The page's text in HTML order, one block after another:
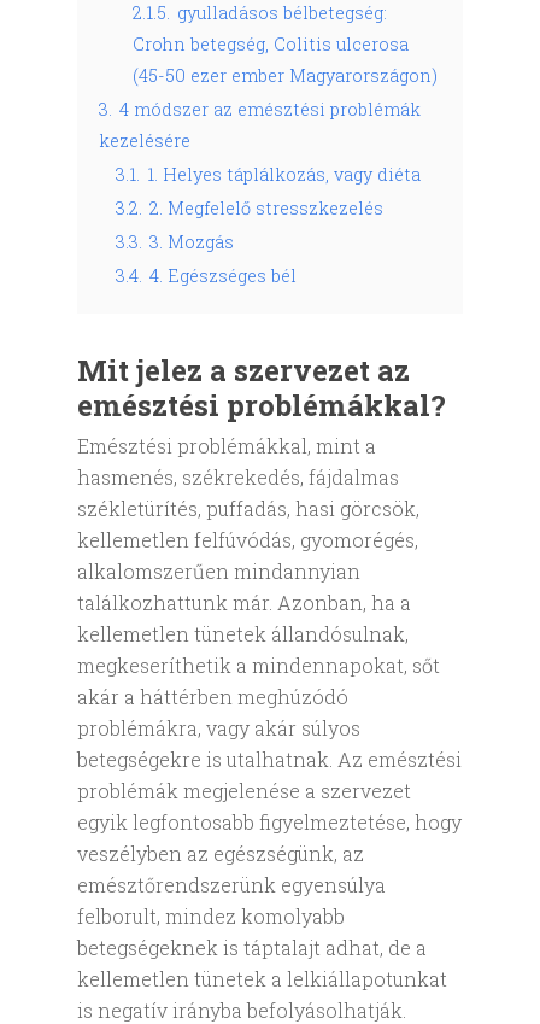
2.1.5. gyulladásos bélbetegség:
Crohn betegség, Colitis ulcerosa
(45-50 ezer ember Magyarországon)
3. 4 módszer az emésztési problémák
kezelésére
3.1. 1. Helyes táplálkozás, vagy diéta
3.2. 2. Megfelelő stresszkezelés
3.3. 3. Mozgás
3.4. 4. Egészséges bél
Mit jelez a szervezet az
emésztési problémákkal?
Emésztési problémákkal, mint a
hasmenés, székrekedés, fájdalmas
székletürítés, puffadás, hasi görcsök,
kellemetlen felfúvódás, gyomorégés,
alkalomszerűen mindannyian
találkozhattunk már. Azonban, ha a
kellemetlen tünetek állandósulnak,
megkeseríthetik a mindennapokat, sőt
akár a háttérben meghúzódó
problémákra, vagy akár súlyos
betegségekre is utalhatnak. Az emésztési
problémák megjelenése a szervezet
egyik legfontosabb figyelmeztetése, hogy
veszélyben az egészségünk, az
emésztőrendszerünk egyensúlya
felborult, mindez komolyabb
betegségeknek is táptalajt adhat, de a
kellemetlen tünetek a lelkiállapotunkat
is negatív irányba befolyásolhatják.